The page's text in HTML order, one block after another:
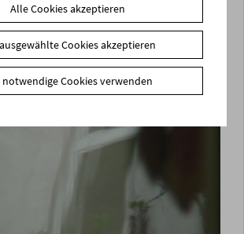
Tour: Stillstand und Bewegung
Alle Cookies akzeptieren
Cookies akzeptieren
notwendige Cookies verwenden